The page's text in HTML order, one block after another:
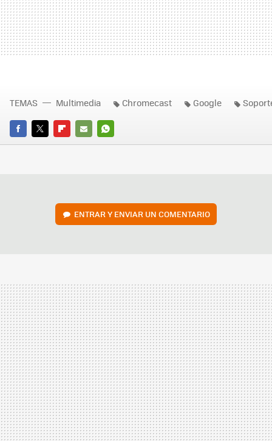
FACEBOOK
TWITTERFLIPBOARD
E-
WHATSAPP
TEMAS Multimedia Chromecast Google
ENTRAR Y ENVIAR UN COMENTARIO